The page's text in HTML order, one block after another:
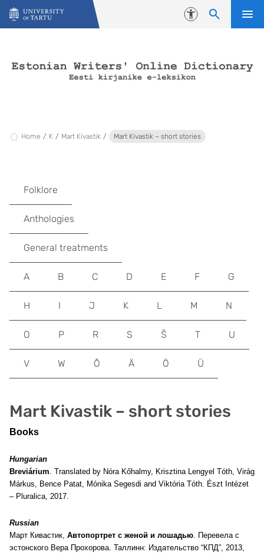
Skip to content
Accessibility
Home K Mart Kivastik Mart Kivastik – short stories
Mart Kivastik – short stories
Books
Hungarian
Breviárium. Translated by Nóra Kőhalmy, Krisztina Lengyel Tóth, Virág
Márkus, Bence Patat, Mónika Segesdi and Viktória Tóth. Észt Intézet
– Pluralica, 2017.
Russian
Март Кивастик, Автопортрет с женой и лошадью. Перевела с
эстонского Вера Прохорова. Таллинн: Издательство “КПД”, 2013,
Folklore
Anthologies
General treatments
A B C D E F G
H I J K L M N
O P R S Š T U
V W Õ Ä Ö Ü